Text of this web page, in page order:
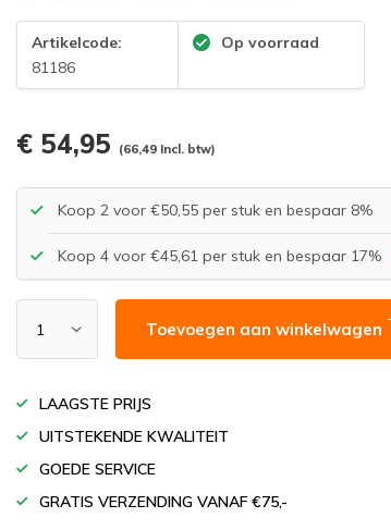
Artikelcode:
81186
Op voorraad
€ 54,95 (66,49 Incl. btw)
Koop 2 voor €50,55 per stuk en bespaar 8%
Koop 4 voor €45,61 per stuk en bespaar 17%
Toevoegen aan winkelwagen
LAAGSTE PRIJS
UITSTEKENDE KWALITEIT
GOEDE SERVICE
GRATIS VERZENDING VANAF €75,-